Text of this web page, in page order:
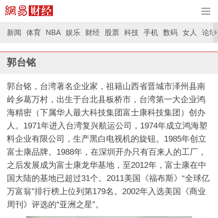
新闻 体育 NBA 娱乐 财经 股票 科技 手机 数码 女人 论坛
郭台铭
郭台铭，台湾著名企业家，祖籍山西省晋城市泽州县南
岭乡葛万村，出生于台北县板桥市，台湾第一大企业鸿
海精密（下属华人最大科技集团富士康科技集团）创办
人。1971年进入台湾复兴航运公司，1974年成立鸿海塑
料企业有限公司，生产黑白电视机的旋钮。1985年创立
富士康品牌。1988年，在深圳开办只有百来人的工厂，
之后发展成为富士康龙华基地，至2012年，富士康在中
国大陆的基地已超过31个。2011美国《福布斯》“全球亿
万富翁”排行榜上位列第179名。2002年入选美国《商业
周刊》评选的“亚洲之星”。